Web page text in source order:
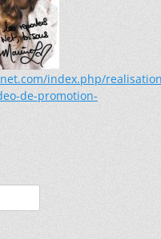
index.php/
de-promotion-